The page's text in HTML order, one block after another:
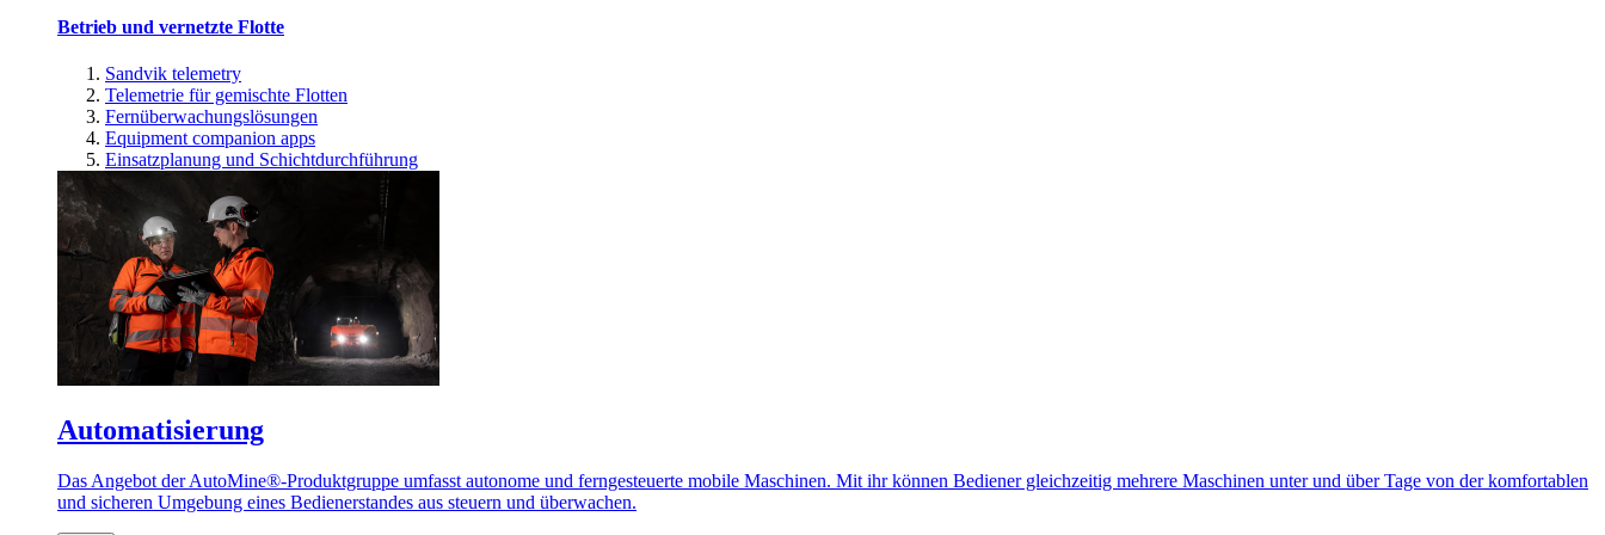
Betrieb und vernetzte Flotte
Sandvik telemetry
Telemetrie für gemischte Flotten
Fernüberwachungslösungen
Equipment companion apps
Einsatzplanung und Schichtdurchführung
Automatisierung
Das Angebot der AutoMine®-Produktgruppe umfasst autonome und ferngesteuerte mobile Maschinen. Mit ihr können Bediener gleichzeitig mehrere Maschinen unter und über Tage von der komfortablen
und sicheren Umgebung eines Bedienerstandes aus steuern und überwachen.